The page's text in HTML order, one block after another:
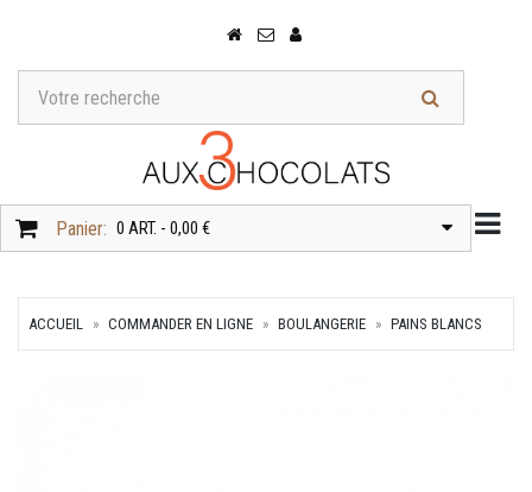
Panier: 0 ART. - 0,00 €
ACCUEIL COMMANDER EN LIGNE BOULANGERIE PAINS BLANCS